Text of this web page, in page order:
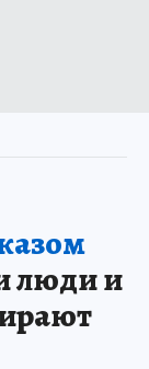
люди и